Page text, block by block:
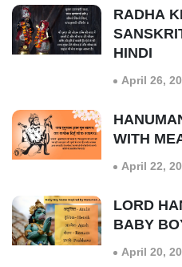
RADHA
HINDI
April 26,
WITH
April 22,
LORD
BABY
April 20,